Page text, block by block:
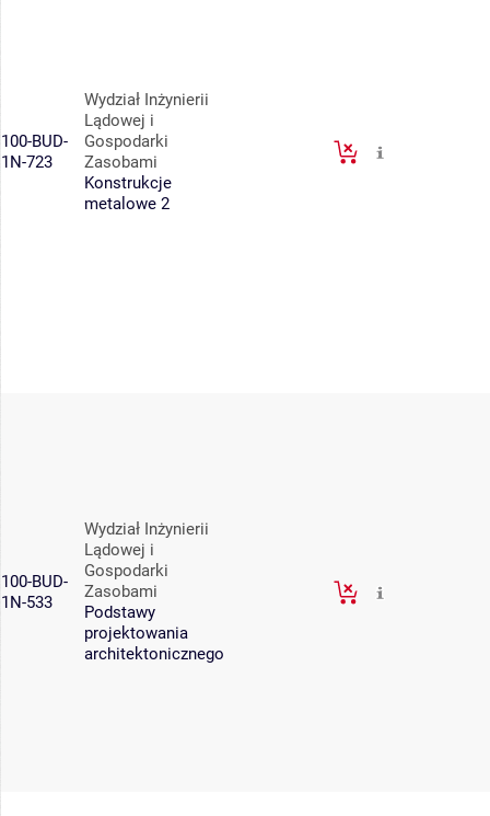
100-BUD-
1N-723
Wydział Inżynierii
Lądowej i
Gospodarki
Zasobami
Konstrukcje
metalowe 2
100-BUD-
1N-533
Wydział Inżynierii
Lądowej i
Gospodarki
Zasobami
Podstawy
projektowania
architektonicznego